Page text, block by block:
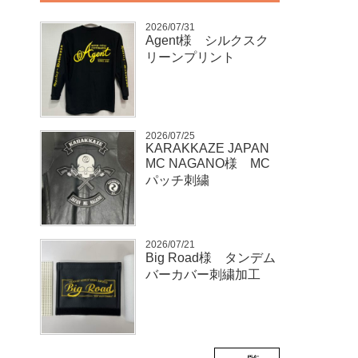
2026/07/31
Agent様 シルクスク
リーンプリント
2026/07/25
KARAKKAZE JAPAN
MC NAGANO様 MC
パッチ刺繍
2026/07/21
Big Road様 タンデム
バーカバー刺繍加工